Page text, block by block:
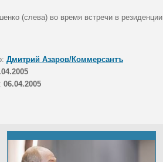
(слева) во время встречи в резиденции
Дмитрий Азаров/Коммерсантъ
06.04.2005